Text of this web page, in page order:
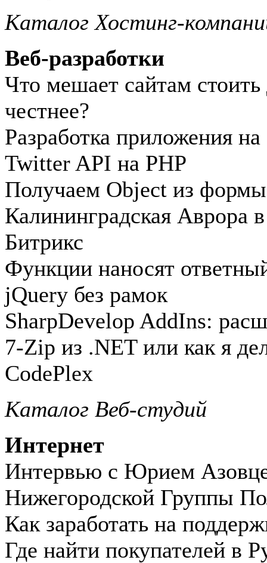
Каталог Хостинг-
Веб-разработки
Что мешает сайтам
честнее?
Разработка приложения
Twitter API на PHP
Получаем Object из формы
Калининградская Аврора
Битрикс
Функции наносят
jQuery без рамок
SharpDevelop AddIns:
7-Zip из .NET или как я
CodePlex
Каталог Веб-студий
Интернет
Интервью с Юрием
Нижегородской Группы
Как заработать на
Где найти покупателей в